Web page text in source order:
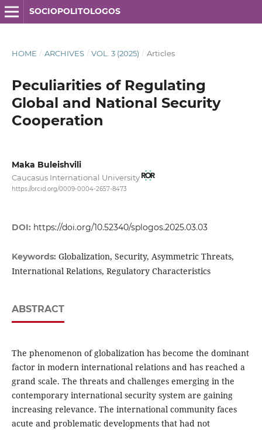
SOCIOPOLITOLOGOS
HOME / ARCHIVES / VOL. 3 (2025) / Articles
Peculiarities of Regulating
Global and National Security
Cooperation
Maka Buleishvili
Caucasus International University
https://orcid.org/0009-0004-2657-8473
DOI: https://doi.org/10.52340/splogos.2025.03.03
Keywords: Globalization, Security, Asymmetric Threats,
International Relations, Regulatory Characteristics
ABSTRACT
The phenomenon of globalization has become the dominant
factor in modern international relations and has reached a
grand scale. The threats and challenges emerging in the
contemporary international security system are gaining
increasing relevance. The international community faces
acute and problematic developments that had not